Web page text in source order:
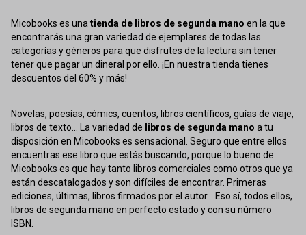
Micobooks es unatienda de libros de segunda mano en la que
encontrarás una gran variedad de ejemplares de todas las
categorías y géneros para que disfrutes de la lectura sin tener
tener que pagar un dineral por ello. ¡En nuestra tienda tienes
descuentos del 60% y más!
Novelas, poesías, cómics, cuentos, libros científicos, guías de viaje,
libros de texto... La variedad de libros de segunda mano a tu
disposición en Micobooks es sensacional. Seguro que entre ellos
encuentras ese libro que estás buscando, porque lo bueno de
Micobooks es que hay tanto libros comerciales como otros que ya
están descatalogados y son difíciles de encontrar. Primeras
ediciones, últimas, libros firmados por el autor... Eso sí, todos ellos,
libros de segunda mano en perfecto estado y con su número
ISBN.